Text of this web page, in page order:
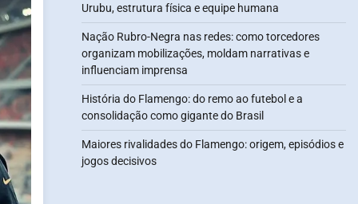
Urubu, estrutura física e equipe humana
Nação Rubro-Negra nas redes: como torcedores
organizam mobilizações, moldam narrativas e
influenciam imprensa
História do Flamengo: do remo ao futebol e a
consolidação como gigante do Brasil
Maiores rivalidades do Flamengo: origem, episódios e
jogos decisivos